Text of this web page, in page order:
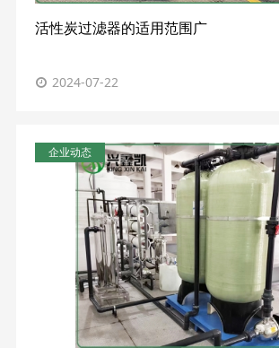
活性炭过滤器的适用范围广
2024-07-22
企业动态